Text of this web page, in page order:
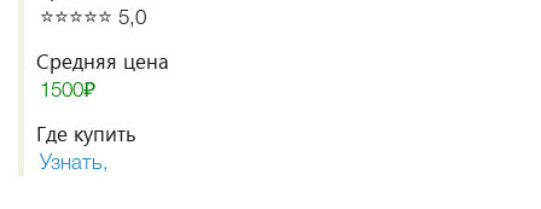
⭐️⭐️⭐️⭐️⭐️ 5,0
Средняя цена
1500₽
Где купить
Узнать,